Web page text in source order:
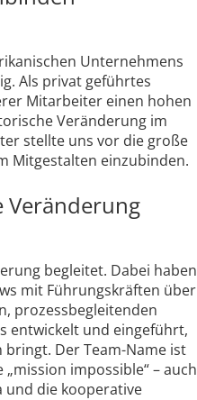
Unternehmens
Als privat geführtes
Mitarbeiter einen hohen
Veränderung im
stellte uns vor die große
Mitgestalten einzubinden.
Veränderung
begleitet. Dabei haben
mit Führungskräften über
prozessbegleitenden
entwickelt und eingeführt,
bringt. Der Team-Name ist
impossible“ – auch
und die kooperative